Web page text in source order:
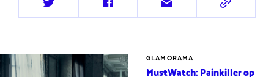
Deel
op
Deel
op
Deel
via
Deel
via
GLAMORAMA
MustWatch: Painkiller op